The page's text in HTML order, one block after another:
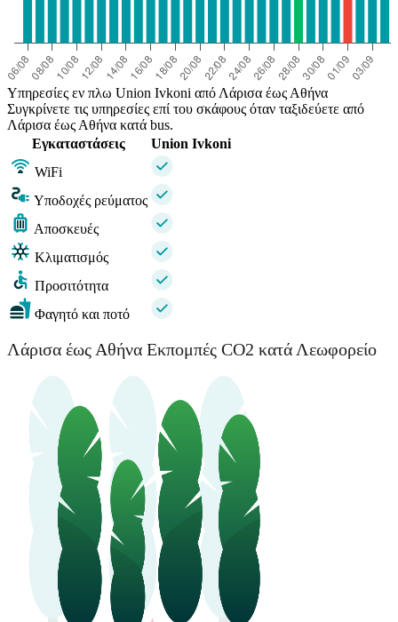
Υπηρεσίες εν πλω Union Ivkoni από Λάρισα έως Αθήνα
Συγκρίνετε τις υπηρεσίες επί του σκάφους όταν ταξιδεύετε από
Λάρισα έως Αθήνα κατά bus.
Εγκαταστάσεις
Union Ivkoni
WiFi
Υποδοχές ρεύματος
Αποσκευές
Κλιματισμός
Προσιτότητα
Φαγητό και ποτό
Λάρισα έως Αθήνα Εκπομπές CO2 κατά Λεωφορείο